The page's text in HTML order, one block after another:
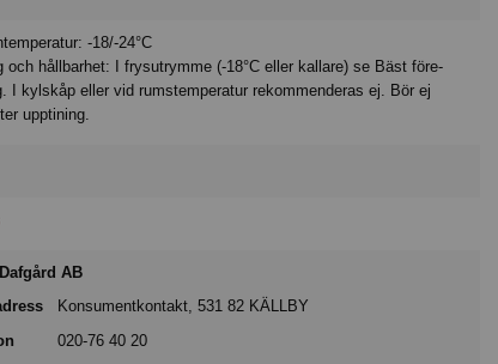
-18/-24°C
och hållbarhet: I frysutrymme (-18°C eller kallare) se Bäst före-
I kylskåp eller vid rumstemperatur rekommenderas ej. Bör ej
upptining.
AB
Konsumentkontakt, 531 82 KÄLLBY
020-76 40 20